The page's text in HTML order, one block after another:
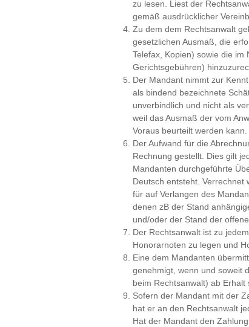
zu lesen. Liest der
gemäß ausdrücklicher
Zu dem dem Rechtsanwalt
gesetzlichen Ausmaß, die
Telefax, Kopien) sowie die
Gerichtsgebühren)
Der Mandant nimmt zur
als bindend bezeichnete
unverbindlich und nicht als
weil das Ausmaß der vom
Voraus beurteilt werden kann.
Der Aufwand für die
Rechnung gestellt. Dies gilt
Mandanten durchgeführte
Deutsch entsteht. Verrechnet
für auf Verlangen des
denen zB der Stand
und/oder der Stand der
Der Rechtsanwalt ist zu
Honorarnoten zu legen und
Eine dem Mandanten
genehmigt, wenn und soweit
beim Rechtsanwalt) ab Erhalt
Sofern der Mandant mit der
hat er an den Rechtsanwalt
Hat der Mandant den